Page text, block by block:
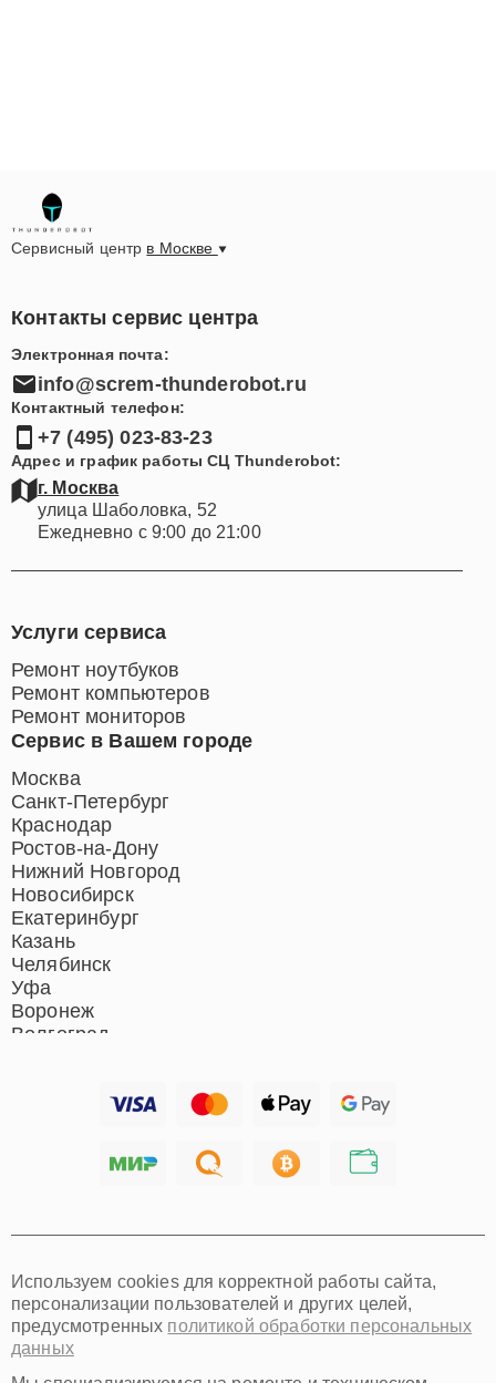
Сервисный центр в Москве
Контакты сервис центра
Электронная почта:
info@screm-thunderobot.ru
Контактный телефон:
+7 (495) 023-83-23
Адрес и график работы СЦ Thunderobot:
г. Москва
улица Шаболовка, 52
Ежедневно с 9:00 до 21:00
Сервис в Вашем городе
Москва
Санкт-Петербург
Краснодар
Ростов-на-Дону
Нижний Новгород
Новосибирск
Екатеринбург
Казань
Челябинск
Уфа
Воронеж
Волгоград
Хабаровск
Омск
Красноярск
Пермь
Ульяновск
Услуги сервиса
Ремонт ноутбуков
Ремонт компьютеров
Ремонт мониторов
Используем cookies для корректной работы сайта,
персонализации пользователей и других целей,
предусмотренных политикой обработки персональных
данных